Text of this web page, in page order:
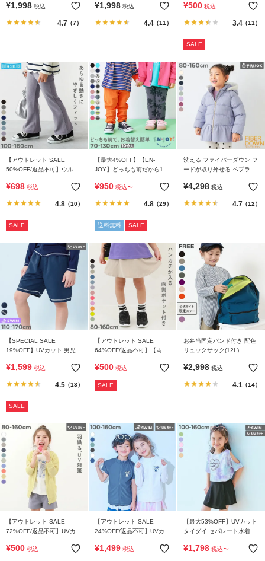
¥1,998 税込
4.7（7）
¥1,998 税込
4.4（11）
¥500 税込
3.4（11）
SALE
【アウトレット SALE
50%OFF/返品不可】ウルト
ンツ(やわらかタッチ)
¥698 税込
4.8（10）
SALE
【最大4%OFF】【EN-
JOY】どっちも前だから1人
総柄 リブパンツ
¥950 税込〜
4.8（29）
送料無料 SALE
洗える ファイバーダウン フ
ードが取り外せる ペプラム
¥4,298 税込
4.7（12）
【SPECIAL SALE
19%OFF】UVカット 男児
着
¥1,599 税込
4.5（13）
SALE
【アウトレット SALE
64%OFF/返品不可】【両側
スカッツ
¥500 税込
SALE
お弁当固定バンド付き 配色
リュックサック(12L)
¥2,998 税込
4.1 （14）
【アウトレット SALE
72%OFF/返品不可】UVカッ
¥500 税込
【アウトレット SALE
24%OFF/返品不可】UVカッ
プラッシュガード
¥1,499 税込
【最大53%OFF】UVカット
タイダイ セパレート水着
¥1,798 税込〜